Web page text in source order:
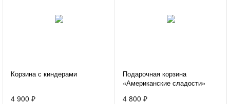
Корзина с киндерами
4 900 ₽
Подарочная корзина
«Американские сладости»
4 800 ₽